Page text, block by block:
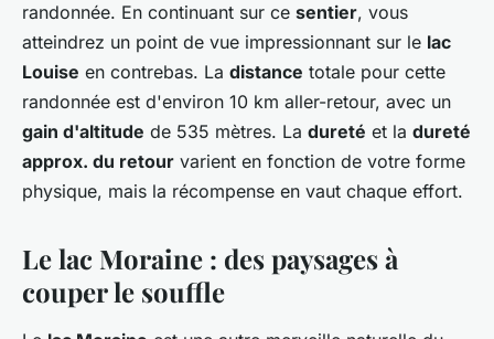
randonnée. En continuant sur ce sentier, vous
atteindrez un point de vue impressionnant sur le lac
Louise en contrebas. La distance totale pour cette
randonnée est d'environ 10 km aller-retour, avec un
gain d'altitude de 535 mètres. La dureté et la dureté
approx. du retour varient en fonction de votre forme
physique, mais la récompense en vaut chaque effort.
Le lac Moraine : des paysages à
couper le souffle